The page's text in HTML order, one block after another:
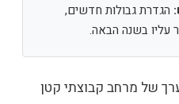
הגדרת גבולות חדשים,
עליו בשנה הבאה.
של מרחב קבוצתי קטן